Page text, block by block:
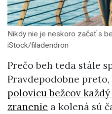
Nikdy nie je neskoro začať s
iStock/filadendron
Prečo beh teda stále
Pravdepodobne preto,
polovicu bežcov
zranenie a kolená sú